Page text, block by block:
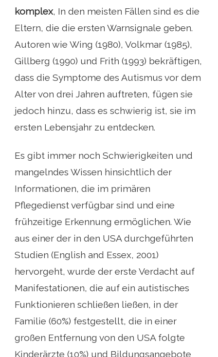
komplex, In den meisten Fällen sind es die
Eltern, die die ersten Warnsignale geben.
Autoren wie Wing (1980), Volkmar (1985),
Gillberg (1990) und Frith (1993) bekräftigen,
dass die Symptome des Autismus vor dem
Alter von drei Jahren auftreten, fügen sie
jedoch hinzu, dass es schwierig ist, sie im
ersten Lebensjahr zu entdecken.
Es gibt immer noch Schwierigkeiten und
mangelndes Wissen hinsichtlich der
Informationen, die im primären
Pflegedienst verfügbar sind und eine
frühzeitige Erkennung ermöglichen. Wie
aus einer der in den USA durchgeführten
Studien (English and Essex, 2001)
hervorgeht, wurde der erste Verdacht auf
Manifestationen, die auf ein autistisches
Funktionieren schließen ließen, in der
Familie (60%) festgestellt, die in einer
großen Entfernung von den USA folgte
Kinderärzte (10%) und Bildungsangebote